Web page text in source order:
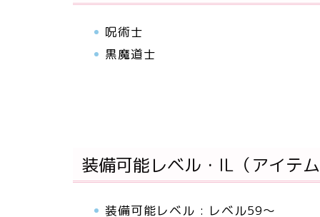
呪術士
黒魔道士
装備可能レベル・IL（アイテ
装備可能レベル : レベル59～